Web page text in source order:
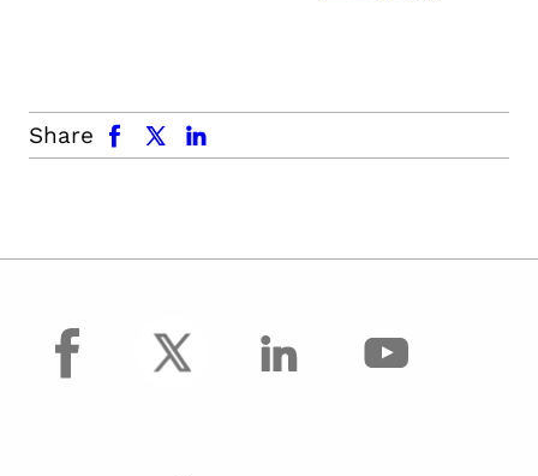
Share
facebook x.com linkedin
facebook